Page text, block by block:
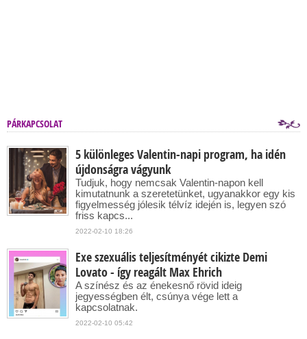
PÁRKAPCSOLAT
5 különleges Valentin-napi program, ha idén
újdonságra vágyunk
Tudjuk, hogy nemcsak Valentin-napon kell
kimutatnunk a szeretetünket, ugyanakkor egy kis
figyelmesség jólesik télvíz idején is, legyen szó
friss kapcs...
2022-02-10 18:26
Exe szexuális teljesítményét cikizte Demi
Lovato - így reagált Max Ehrich
A színész és az énekesnő rövid ideig
jegyességben élt, csúnya vége lett a
kapcsolatnak.
2022-02-10 05:42